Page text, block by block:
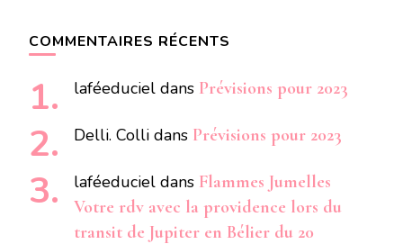
COMMENTAIRES RÉCENTS
laféeduciel dans Prévisions pour 2023
Delli. Colli dans Prévisions pour 2023
laféeduciel dans Flammes Jumelles
Votre rdv avec la providence lors du
transit de Jupiter en Bélier du 20